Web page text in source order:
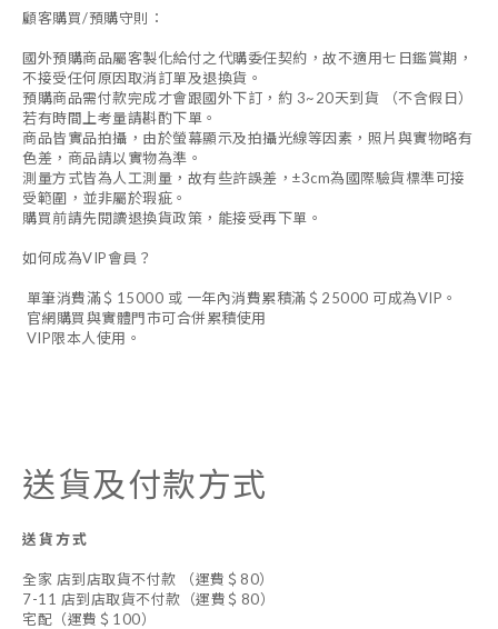
顧客購買/預購守則：
國外預購商品屬客製化給付之代購委任契約，故不適用七日鑑賞期，
不接受任何原因取消訂單及退換貨。
預購商品需付款完成才會跟國外下訂，約 3~20天到貨 （不含假日）
若有時間上考量請斟酌下單。
商品皆實品拍攝，由於螢幕顯示及拍攝光線等因素，照片與實物略有
色差，商品請以實物為準。
測量方式皆為人工測量，故有些許誤差，±3cm為國際驗貨標準可接
受範圍，並非屬於瑕疵。
購買前請先閱讀退換貨政策，能接受再下單。
如何成為VIP會員？
單筆消費滿＄15000 或 一年內消費累積滿＄25000 可成為VIP。
官網購買與實體門市可合併累積使用
VIP限本人使用。
送貨及付款方式
送貨方式
全家 店到店取貨不付款 （運費＄80）
7-11 店到店取貨不付款（運費＄80）
宅配（運費＄100）